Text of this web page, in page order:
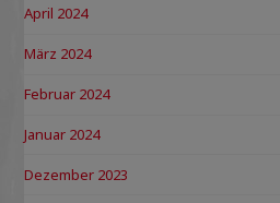
April 2024
März 2024
Februar 2024
Januar 2024
Dezember 2023